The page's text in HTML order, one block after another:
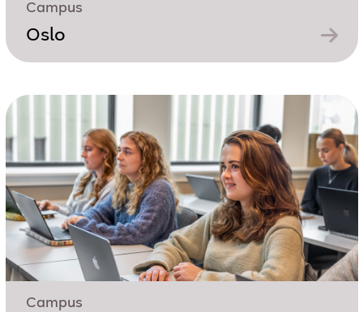
Campus
Oslo
Campus